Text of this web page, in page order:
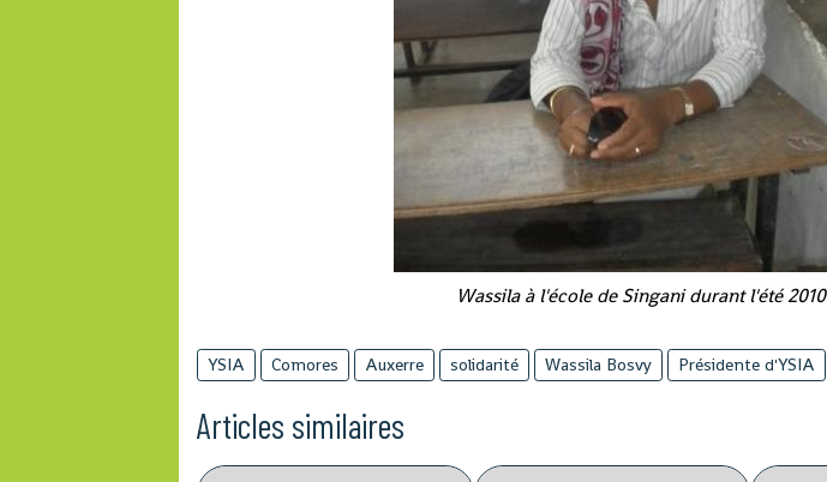
Wassila à l'école de Singani durant l'été 2010
YSIA Comores Auxerre solidarité Wassila Bosvy Présidente d'YSIA
Articles similaires